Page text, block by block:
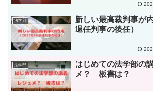
法学部
新しい最高裁判事が
退任判事の後任）
法学部
はじめての法学部の
メ？ 板書は？